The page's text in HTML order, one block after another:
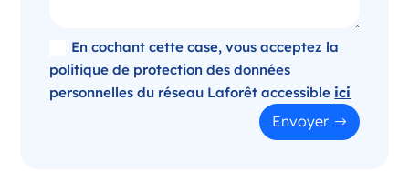
Opportunité d’ouverture à Panazol
En cochant cette case, vous acceptez la
politique de protection des données
personnelles du réseau Laforêt accessible ici
Envoyer